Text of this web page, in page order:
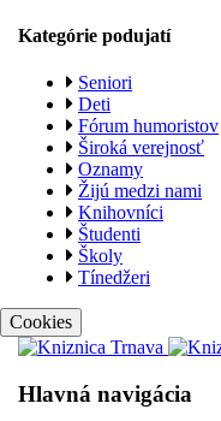
Kategórie podujatí
Seniori
Deti
Fórum humoristov
Široká verejnosť
Oznamy
Žijú medzi nami
Knihovníci
Študenti
Školy
Tínedžeri
Cookies
Hlavná navigácia